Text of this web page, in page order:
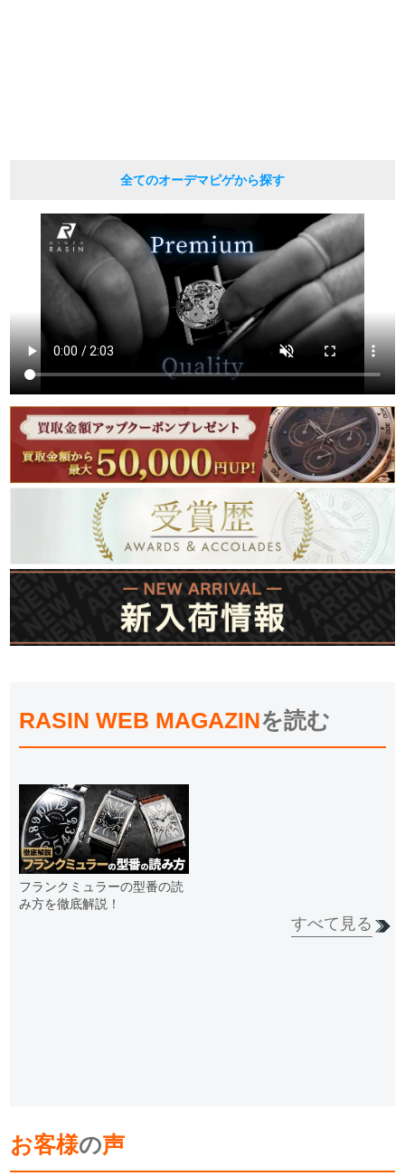
全てのオーデマピゲから探す
RASIN WEB MAGAZINを読む
フランクミュラーの型番の読
み方を徹底解説！
すべて見る
お客様の声